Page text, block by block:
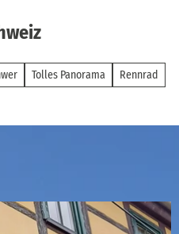
Tolles Panorama Rennrad